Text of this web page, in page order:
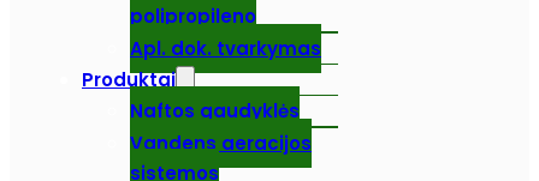
polipropileno
Apl. dok. tvarkymas
Produktai
Naftos gaudyklės
Vandens aeracijos
sistemos